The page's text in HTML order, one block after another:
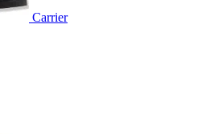
Carrier